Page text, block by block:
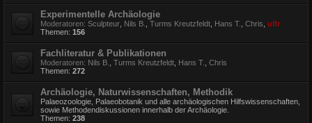
Experimentelle Archäologie
Moderatoren: Sculpteur Nils B. Turms Kreutzfeldt Hans T. Chris ulfr
Themen: 156
Fachliteratur & Publikationen
Moderatoren: Nils B. Turms Kreutzfeldt Hans T.
Chris
Themen: 272
Archäologie, Naturwissenschaften, Methodik
Palaeozoologie, Palaeobotanik und alle archäologischen Hilfswissenschaften,
sowie Methodendiskussionen innerhalb der Archäologie.
Themen: 238